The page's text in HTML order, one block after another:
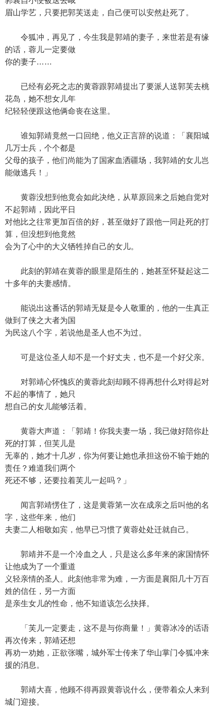
眉山学艺，只要把郭芙送走，自己便可以安然赴死了。
令狐冲，再见了，今生我是郭靖的妻子，来世若是有缘
的话，蓉儿一定要做
你的妻子……
已经有必死之志的黄蓉跟郭靖提出了要派人送郭芙去桃
花岛，她不想女儿年
纪轻轻便跟这他俩命丧在这里。
谁知郭靖竟然一口回绝，他义正言辞的说道：「襄阳城
几万士兵，个个都是
父母的孩子，他们尚能为了国家血洒疆场，我郭靖的女儿岂
能做逃兵！」
黄蓉没想到他竟会如此决绝，从草原回来之后她自觉对
不起郭靖，因此平日
对他比之往常更加百倍的好，甚至做好了跟他一同赴死的打
算，但没想到他竟然
会为了心中的大义牺牲掉自己的女儿。
此刻的郭靖在黄蓉的眼里是陌生的，她甚至怀疑起这二
十多年的夫妻感情。
能说出这番话的郭靖无疑是令人敬重的，他的一生真正
做到了侠之大者为国
为民这八个字，若说他是圣人也不为过。
可是这位圣人却不是一个好丈夫，也不是一个好父亲。
对郭靖心怀愧疚的黄蓉此刻却顾不得再想什么对得起对
不起的事情了，她只
想自己的女儿能够活着。
黄蓉大声道：「郭靖！你我夫妻一场，我已做好陪你赴
死的打算，但芙儿是
无辜的，她才十几岁，你为何要让她也承担这份不输于她的
责任？难道我们两个
死还不够，还要拉着芙儿一起吗？」
闻言郭靖愣住了，这是黄蓉第一次在成亲之后叫他的名
字，这些年来，他们
夫妻二人相敬如宾，他早已习惯了黄蓉处处迁就自己。
郭靖并不是一个冷血之人，只是这么多年来的家国情怀
让他成为了一个重道
义轻亲情的圣人。此刻他非常为难，一方面是襄阳几十万百
姓的信任，另一方面
是亲生女儿的性命，他不知道该怎么抉择。
「芙儿一定要走，这不是与你商量！」黄蓉冰冷的话语
再次传来，郭靖还想
再劝一劝她，正欲张嘴，城外军士传来了华山掌门令狐冲来
援的消息。
郭靖大喜，他顾不得再跟黄蓉说什么，便带着众人来到
城门迎接。